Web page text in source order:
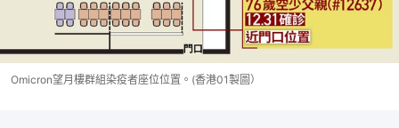
Omicron望月樓群組染疫者座位位置。(香港01製圖）